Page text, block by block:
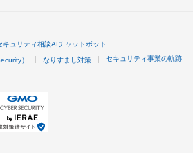
キュリティ相談AIチャットボット
） なりすまし対策 セキュリティ事業の軌跡